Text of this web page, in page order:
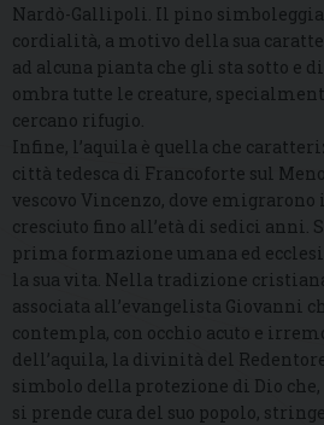
Nardò-Gallipoli. Il pino
cordialità, a motivo della sua
ad alcuna pianta che gli sta sotto e
ombra tutte le creature,
cercano rifugio.
Infine, l’aquila è quella che
città tedesca di Francoforte sul
vescovo Vincenzo, dove emigrarono
cresciuto fino all’età di sedici anni.
prima formazione umana ed
la sua vita. Nella tradizione
associata all’evangelista Giovanni
contempla, con occhio acuto e
dell’aquila, la divinità del
simbolo della protezione di Dio che,
si prende cura del suo popolo,